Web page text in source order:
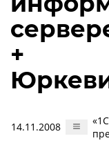
+
14.11.2008